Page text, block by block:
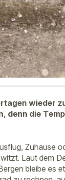
wieder
denn die
Zuhause
Laut dem
bleibe es